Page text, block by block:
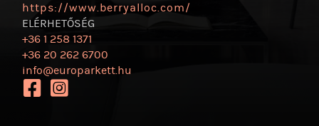
https://www.berryalloc.com/
ELÉRHETŐSÉG
+36 1 258 1371
+36 20 262 6700
info@europarkett.hu